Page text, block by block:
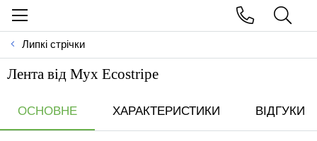
Липкі стрічки
Лента вiд Мух Ecostripe
ОСНОВНЕ ХАРАКТЕРИСТИКИ ВІДГУКИ